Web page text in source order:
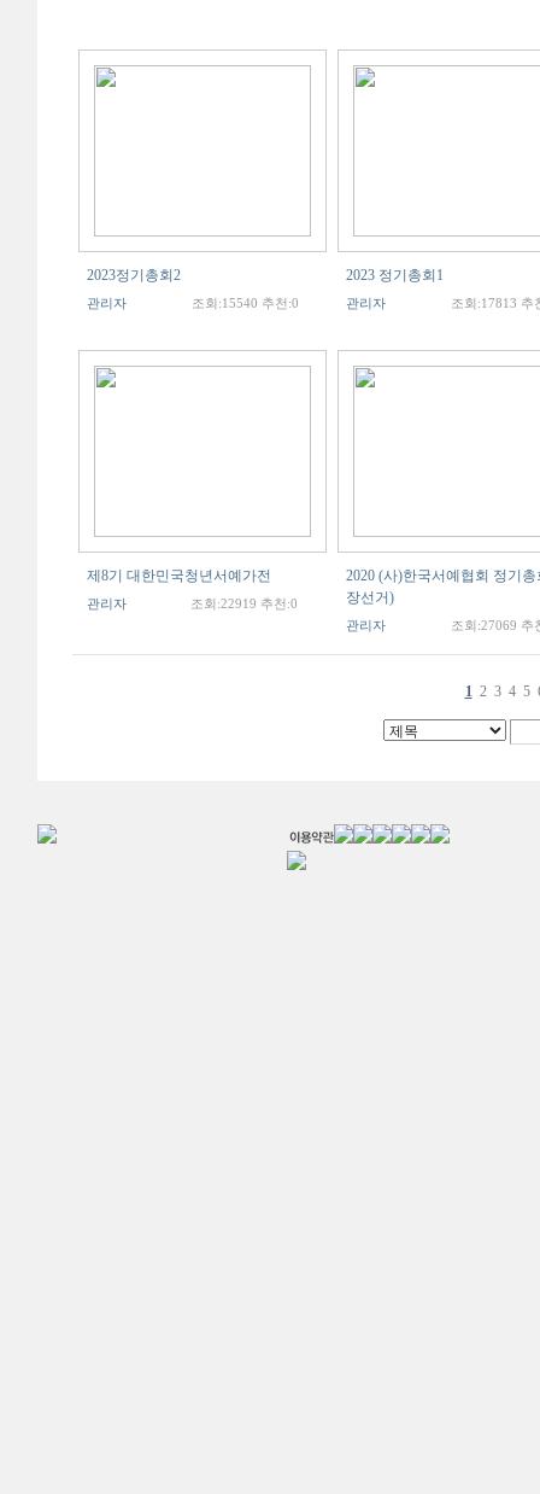
2023정기총회2
관리자 조회:15540 추천:0
2023 정기총회1
관리자 조회:17813 추
제8기 대한민국청년서예가전
관리자 조회:22919 추천:0
2020 (사)한국서예협회 정기
장선거)
관리자 조회:27069 추
1 2 3 4 5